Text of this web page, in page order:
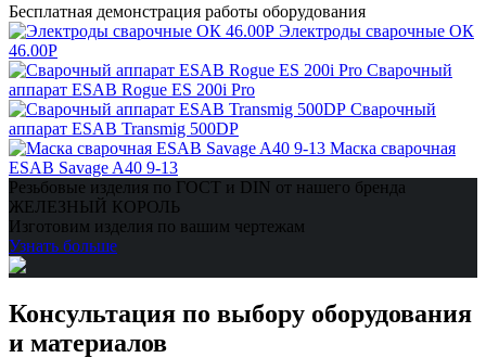
Бесплатная демонстрация работы оборудования
Электроды сварочные ОК
46.00Р
Сварочный
аппарат ESAB Rogue ES 200i Pro
Сварочный
аппарат ESAB Transmig 500DP
Маска сварочная
ESAB Savage A40 9-13
Резьбовые изделия по ГОСТ и DIN от нашего бренда
ЖЕЛЕЗНЫЙ КОРОЛЬ
Изготовим изделия по вашим чертежам
Узнать больше
Консультация по выбору оборудования
и материалов